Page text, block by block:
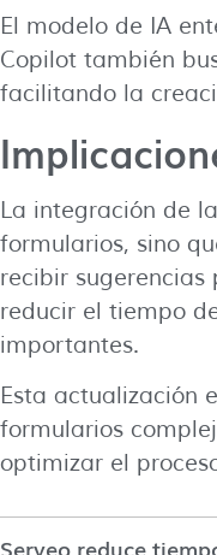
El modelo de IA
Copilot también
facilitando la
La integración de
formularios, sino
recibir sugerencias
reducir el tiempo
importantes.
Esta actualización
formularios
optimizar el
Serveo reduce